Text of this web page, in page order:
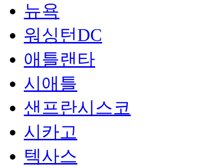
뉴욕
워싱턴DC
애틀랜타
시애틀
샌프란시스코
시카고
텍사스